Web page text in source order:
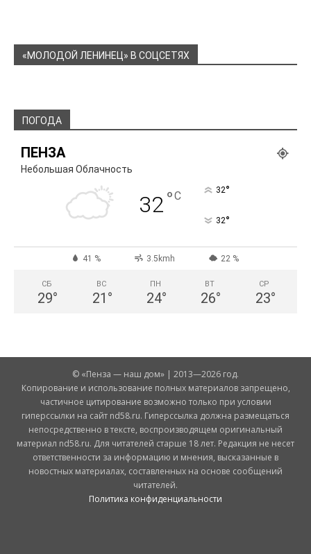
«МОЛОДОЙ ЛЕНИНЕЦ» В СОЦСЕТЯХ
ПОГОДА
ПЕНЗА
Небольшая Облачность
32°C 32°
32°
41 % 3.5kmh 22 %
СБ
29°
ВС
21 °
ПН
24°
ВТ
26°
СР
23°
© «Пенза — наш дом» | 2013—2026 год.
Копирование и использование полных материалов запрещено,
частичное цитирование возможно только при условии
гиперссылки на сайт nd58.ru. Гиперссылка должна размещаться
непосредственно в тексте, воспроизводящем оригинальный
материал nd58.ru. Для читателей старше 18 лет. Редакция не несет
ответственности за информацию и мнения, высказанные в
новостных материалах, составленных на основе сообщений
читателей.
Политика конфиденциальности